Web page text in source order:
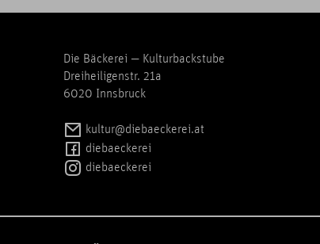
Die Bäckerei — Kulturbackstube
Dreiheiligenstr. 21a
6020 Innsbruck
kultur@diebaeckerei.at
diebaeckerei
diebaeckerei